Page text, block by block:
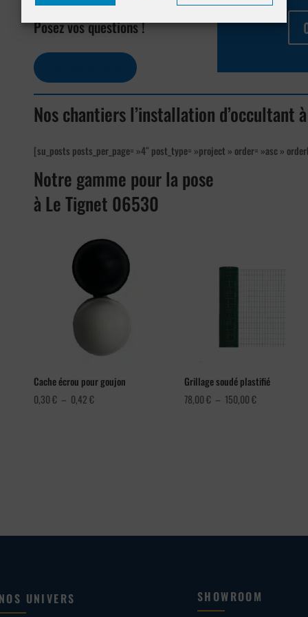
Posez vos questions !
Nos chantiers l’installation d’occultant
[su_posts posts_per_page= »4″ post_type= »project » order= »asc »
Notre gamme pour la pose
à Le Tignet 06530
Cache écrou pour goujon
0,30€ – 0,42€Plage
Grillage soudé plastifié
78,00€ – 150,00€Plage
UNIVERS SHOWROOM